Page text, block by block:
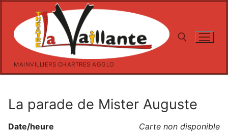
contenu
MAINVILLIERS CHARTRES AGGLO
La parade de Mister Auguste
Carte non disponible
Date/heure